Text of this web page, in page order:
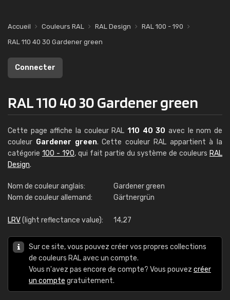
Accueil Couleurs RAL RAL Design
RAL 100 - 190
RAL 110 40 30 Gardener green
Connecter
RAL 110 40 30 Gardener green
Cette page affiche la couleur RAL 110 40 30 avec le nom de
couleur Gardener green. Cette couleur RAL appartient à la
catégorie 100 - 190, qui fait partie du système de couleurs RAL
Design.
Nom de couleur anglais:
Gardener green
Nom de couleur allemand:
Gärtnergrün
LRV(light reflectance value): 14,27
Sur ce site, vous pouvez créer vos propres collections
de couleurs RAL avec un compte.
Vous n'avez pas encore de compte? Vous pouvez créer
un compte gratuitement.